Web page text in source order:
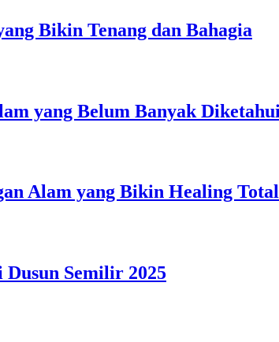
Bikin Tenang dan Bahagia
yang Belum Banyak
Alam yang Bikin Healing Total
Semilir 2025